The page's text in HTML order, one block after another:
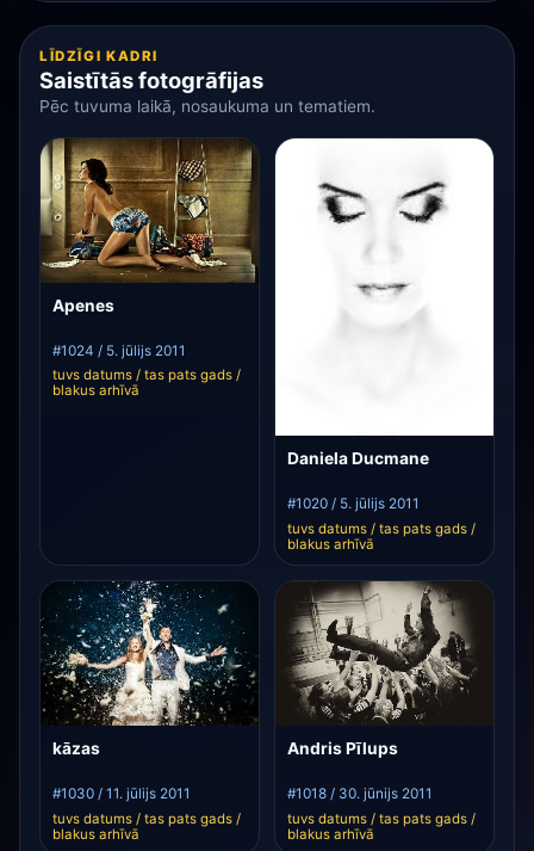
LĪDZĪGI KADRI
Saistītās fotogrāfijas
Pēc tuvuma laikā, nosaukuma un tematiem.
Apenes
#1024 / 5. jūlijs 2011
tuvs datums / tas pats gads /
blakus arhīvā
Daniela Ducmane
#1020 / 5. jūlijs 2011
tuvs datums / tas pats gads /
blakus arhīvā
kāzas
#1030 / 11. jūlijs 2011
tuvs datums / tas pats gads /
blakus arhīvā
Andris Pīlups
#1018 / 30. jūnijs 2011
tuvs datums / tas pats gads /
blakus arhīvā